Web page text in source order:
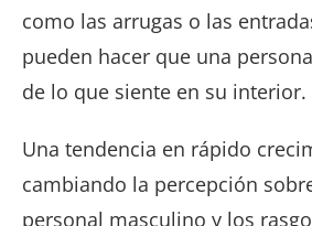
como las arrugas o las
pueden hacer que una
de lo que siente en su interior.
Una tendencia en rápido
cambiando la percepción
personal masculino y los